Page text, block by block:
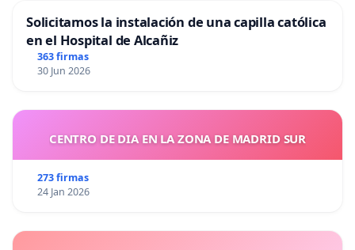
Solicitamos la instalación de una capilla católica
en el Hospital de Alcañiz
363 firmas
30 Jun 2026
CENTRO DE DIA EN LA ZONA DE MADRID SUR
273 firmas
24 Jan 2026